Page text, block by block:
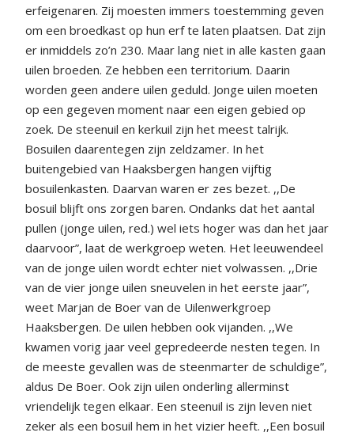
erfeigenaren. Zij moesten immers toestemming geven
om een broedkast op hun erf te laten plaatsen. Dat zijn
er inmiddels zo’n 230. Maar lang niet in alle kasten gaan
uilen broeden. Ze hebben een territorium. Daarin
worden geen andere uilen geduld. Jonge uilen moeten
op een gegeven moment naar een eigen gebied op
zoek. De steenuil en kerkuil zijn het meest talrijk.
Bosuilen daarentegen zijn zeldzamer. In het
buitengebied van Haaksbergen hangen vijftig
bosuilenkasten. Daarvan waren er zes bezet. ,,De
bosuil blijft ons zorgen baren. Ondanks dat het aantal
pullen (jonge uilen, red.) wel iets hoger was dan het jaar
daarvoor”, laat de werkgroep weten. Het leeuwendeel
van de jonge uilen wordt echter niet volwassen. ,,Drie
van de vier jonge uilen sneuvelen in het eerste jaar”,
weet Marjan de Boer van de Uilenwerkgroep
Haaksbergen. De uilen hebben ook vijanden. ,,We
kwamen vorig jaar veel gepredeerde nesten tegen. In
de meeste gevallen was de steenmarter de schuldige”,
aldus De Boer. Ook zijn uilen onderling allerminst
vriendelijk tegen elkaar. Een steenuil is zijn leven niet
zeker als een bosuil hem in het vizier heeft. ,,Een bosuil